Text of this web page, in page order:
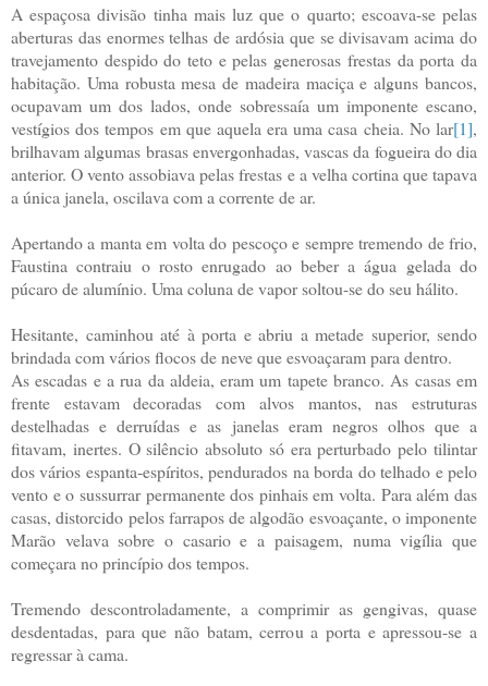
A espaçosa divisão tinha mais luz que o quarto; escoava-se pelas
aberturas das enormes telhas de ardósia que se divisavam acima do
travejamento despido do teto e pelas generosas frestas da porta da
habitação. Uma robusta mesa de madeira maciça e alguns bancos,
ocupavam um dos lados, onde sobressaía um imponente escano,
vestígios dos tempos em que aquela era uma casa cheia. No lar[1],
brilhavam algumas brasas envergonhadas, vascas da fogueira do dia
anterior. O vento assobiava pelas frestas e a velha cortina que tapava
a única janela, oscilava com a corrente de ar.
Apertando a manta em volta do pescoço e sempre tremendo de frio,
Faustina contraiu o rosto enrugado ao beber a água gelada do
púcaro de alumínio. Uma coluna de vapor soltou-se do seu hálito.
Hesitante, caminhou até à porta e abriu a metade superior, sendo
brindada com vários flocos de neve que esvoaçaram para dentro.
As escadas e a rua da aldeia, eram um tapete branco. As casas em
frente estavam decoradas com alvos mantos, nas estruturas
destelhadas e derruídas e as janelas eram negros olhos que a
fitavam, inertes. O silêncio absoluto só era perturbado pelo tilintar
dos vários espanta-espíritos, pendurados na borda do telhado e pelo
vento e o sussurrar permanente dos pinhais em volta. Para além das
casas, distorcido pelos farrapos de algodão esvoaçante, o imponente
Marão velava sobre o casario e a paisagem, numa vigília que
começara no princípio dos tempos.
Tremendo descontroladamente, a comprimir as gengivas, quase
desdentadas, para que não batam, cerrou a porta e apressou-se a
regressar à cama.